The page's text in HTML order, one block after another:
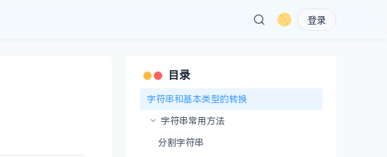
登录
目录
字符串和基本类型的转换
字符串常用方法
分割字符串